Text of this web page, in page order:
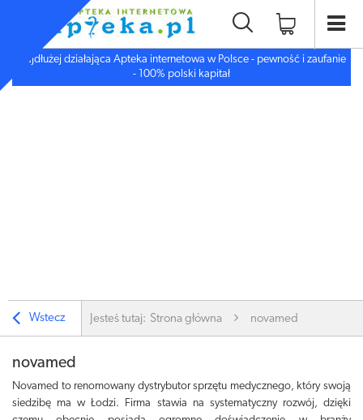
Najdłużej działająca Apteka internetowa w Polsce - pewność i zaufanie
- 100% polski kapitał
Wstecz Jesteś tutaj: Strona główna novamed
novamed
Novamed to renomowany dystrybutor sprzętu medycznego, który swoją
siedzibę ma w Łodzi. Firma stawia na systematyczny rozwój, dzięki